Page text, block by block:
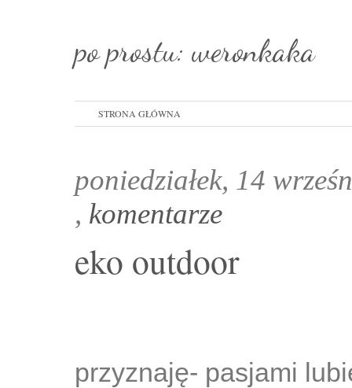
po prostu: weronkaka
STRONA GŁÓWNA
poniedziałek, 14
, komentarze
eko outdoor
przyznaję- pasjami